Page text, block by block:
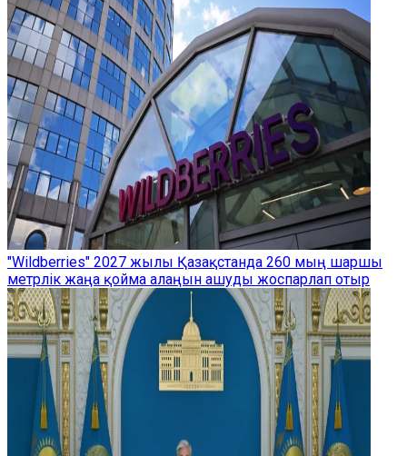
"Wildberries" 2027 жылы Қазақстанда 260 мың шаршы
метрлік жаңа қойма алаңын ашуды жоспарлап отыр